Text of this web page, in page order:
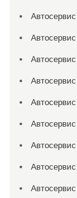
Автосервис
Автосервис
Автосервис
Автосервис
Автосервис
Автосервис
Автосервис
Автосервис
Автосервис